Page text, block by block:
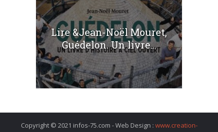
Lire &Jean-Noël Mouret,
Guédelon. Un livre...
Copyright © 2021 infos-75.com - Web Design : www.creation-